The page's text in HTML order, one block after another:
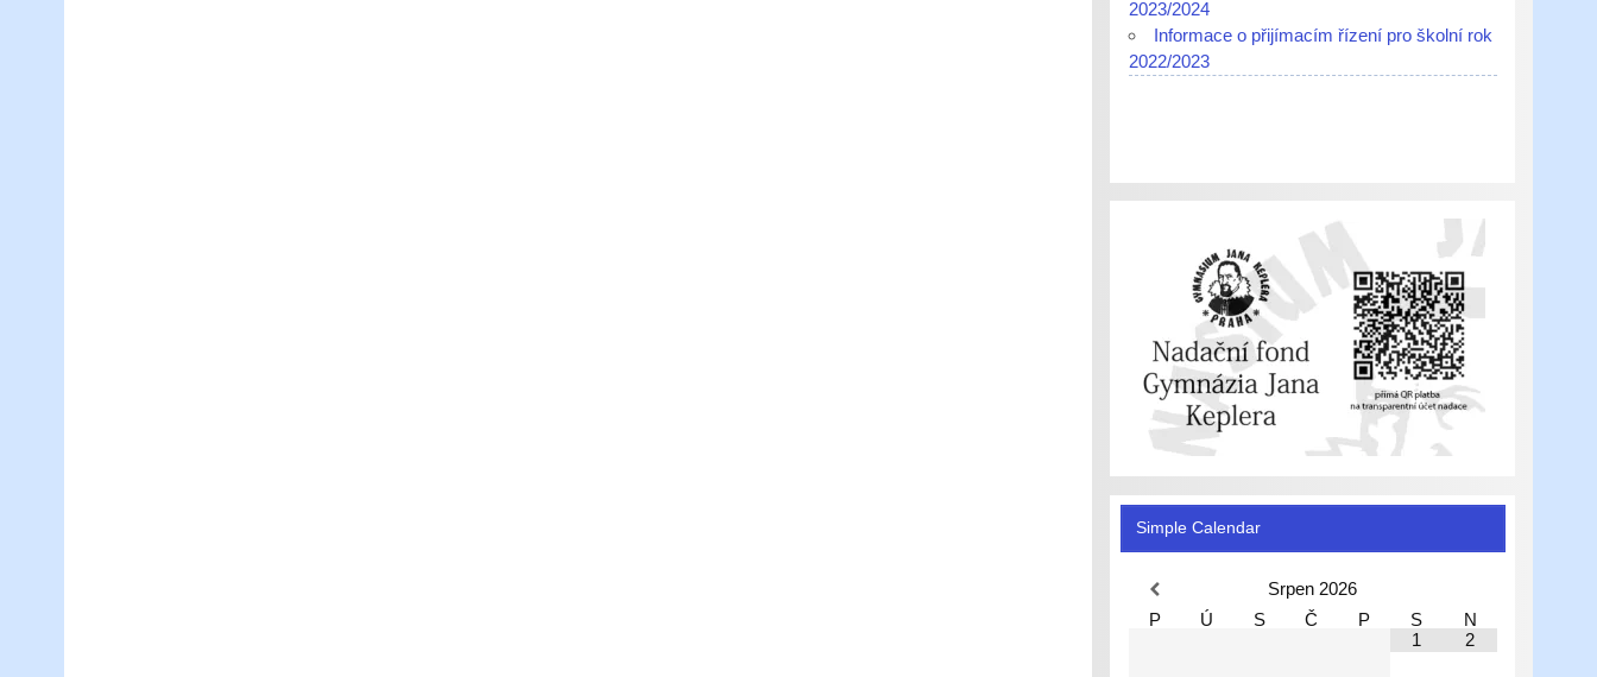
2023/2024
Informace o přijímacím řízení pro školní rok
2022/2023
Simple Calendar
Srpen 2026
P
Ú S Č P S
N
1
2